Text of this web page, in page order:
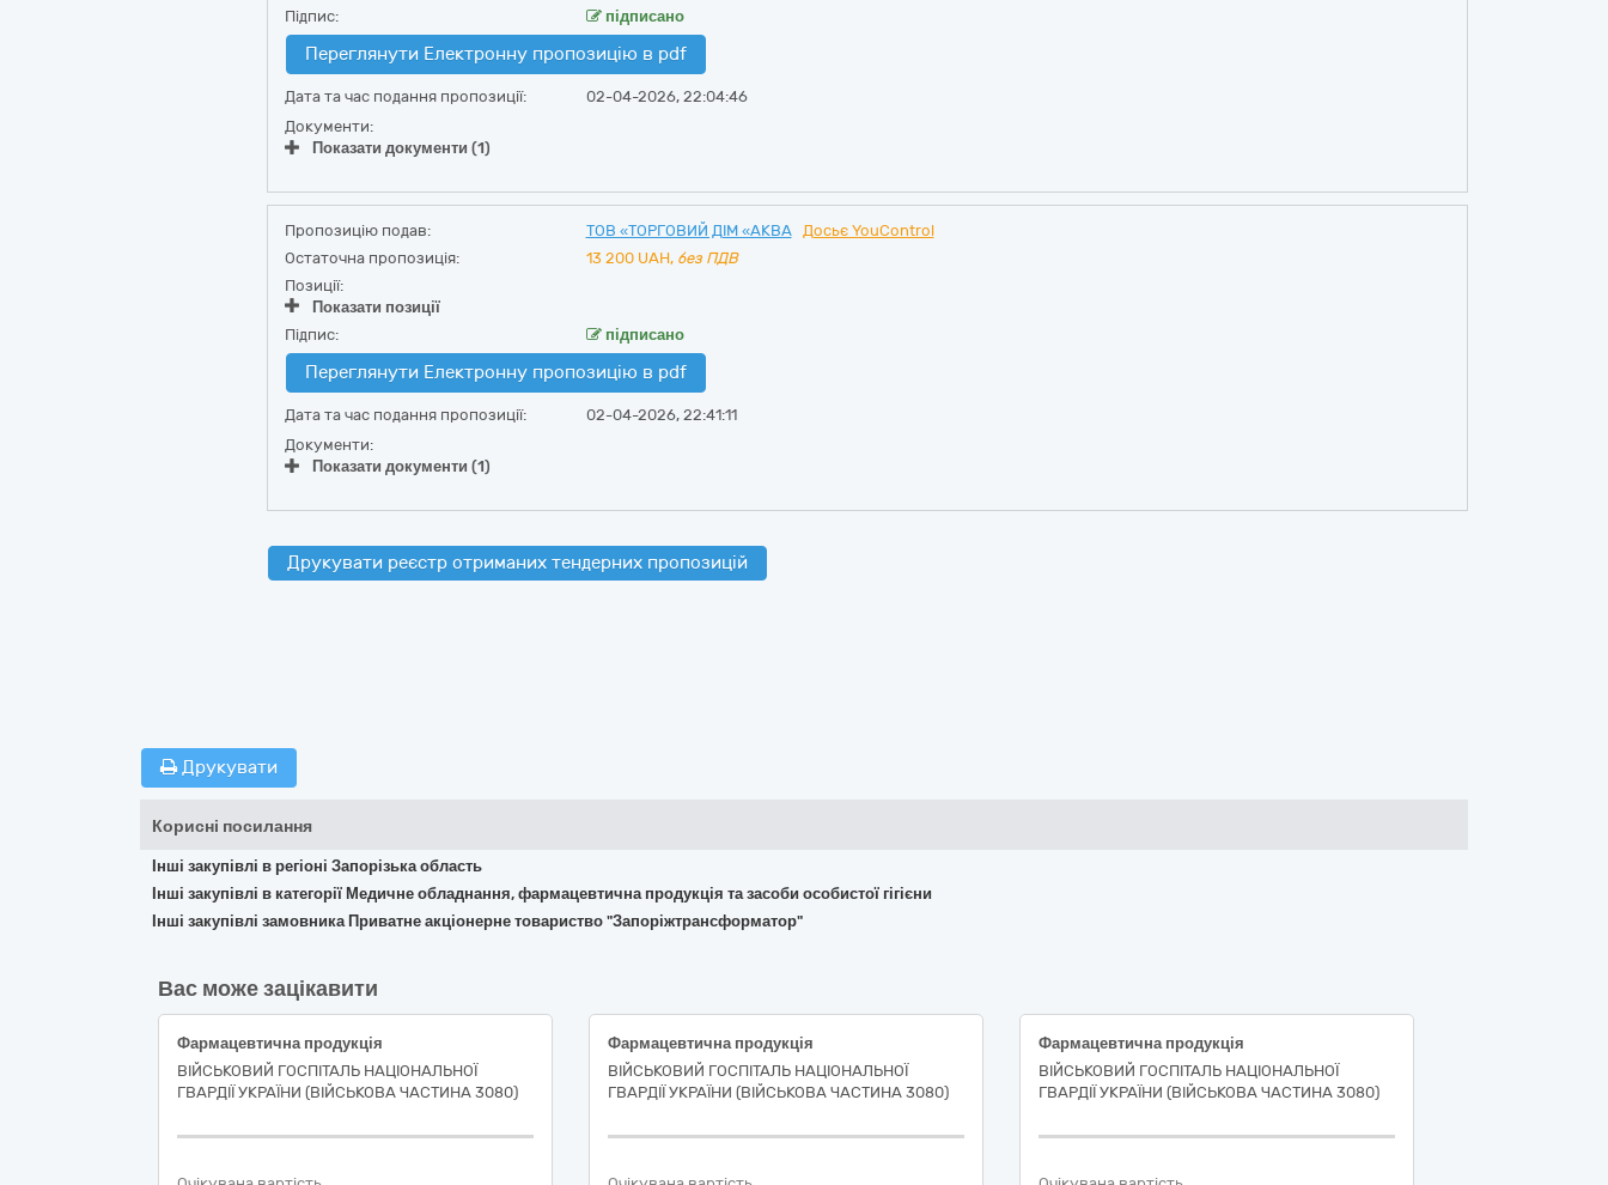
Підпис:
підписано
Переглянути Електронну пропозицію в pdf
Дата та час подання пропозиції:
02-04-2026, 22:04:46
Документи:
Показати документи (1)
Пропозицію подав: ТОВ «ТОРГОВИЙ ДІМ «АКВА
Досьє YouControl
Остаточна пропозиція:
13 200 UAH, без ПДВ
Позиції:
Показати позиції
Підпис:
підписано
Переглянути Електронну пропозицію в pdf
Дата та час подання пропозиції:
02-04-2026, 22:41:11
Документи:
Показати документи (1)
Друкувати реєстр отриманих тендерних пропозицій
Друкувати
Корисні посилання
Інші закупівлі в регіоні Запорізька область
Інші закупівлі в категорії Медичне обладнання, фармацевтична продукція та засоби особистої гігієни
Інші закупівлі замовника Приватне акціонерне товариство "Запоріжтрансформатор"
Вас може зацікавити
Фармацевтична продукція
ВІЙСЬКОВИЙ ГОСПІТАЛЬ НАЦІОНАЛЬНОЇ
ГВАРДІЇ УКРАЇНИ (ВІЙСЬКОВА ЧАСТИНА 3080)
Фармацевтична продукція
ВІЙСЬКОВИЙ ГОСПІТАЛЬ НАЦІОНАЛЬНОЇ
ГВАРДІЇ УКРАЇНИ (ВІЙСЬКОВА ЧАСТИНА 3080)
Фармацевтична продукція
ВІЙСЬКОВИЙ ГОСПІТАЛЬ НАЦІОНАЛЬНОЇ
ГВАРДІЇ УКРАЇНИ (ВІЙСЬКОВА ЧАСТИНА 3080)